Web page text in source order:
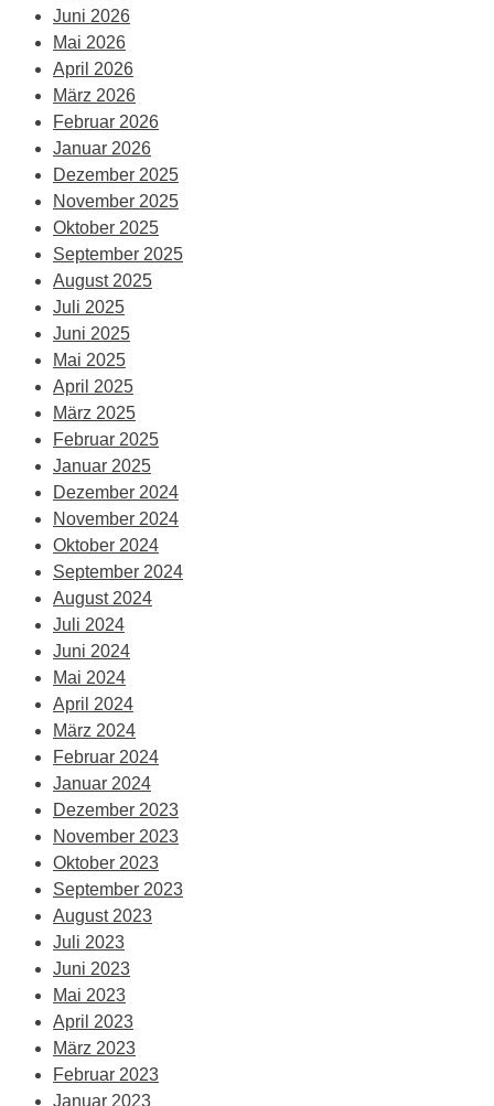
Juni 2026
Mai 2026
April 2026
März 2026
Februar 2026
Januar 2026
Dezember 2025
November 2025
Oktober 2025
September 2025
August 2025
Juli 2025
Juni 2025
Mai 2025
April 2025
März 2025
Februar 2025
Januar 2025
Dezember 2024
November 2024
Oktober 2024
September 2024
August 2024
Juli 2024
Juni 2024
Mai 2024
April 2024
März 2024
Februar 2024
Januar 2024
Dezember 2023
November 2023
Oktober 2023
September 2023
August 2023
Juli 2023
Juni 2023
Mai 2023
April 2023
März 2023
Februar 2023
Januar 2023